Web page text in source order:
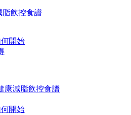
脂飲控食譜
開始
康減脂飲控食譜
開始